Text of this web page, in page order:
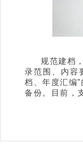
规范建档
录范围、内容
档、年度汇编
备份。目前，